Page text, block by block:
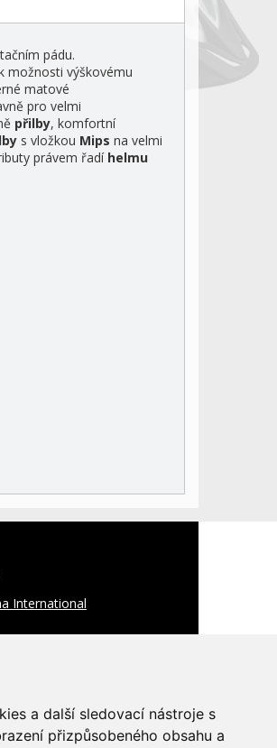
a další sledovací nástroje s
přizpůsobeného obsahu a
pádu.
možnosti výškovému
matové
pro velmi
přilby, komfortní
s vložkou Mips na velmi
právem řadí helmu
International
VytvořilErzasoft